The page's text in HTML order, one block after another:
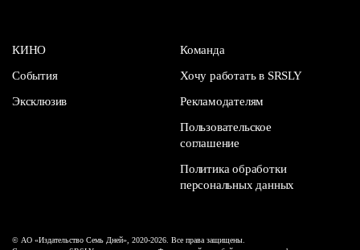
КИНО
События
Эксклюзив
Команда
Хочу работать в SRSLY
Рекламодателям
Пользовательское
соглашение
Политика обработки
персональных данных
© АО «Издательство Семь Дней», 2020-2026. Все права защищены.